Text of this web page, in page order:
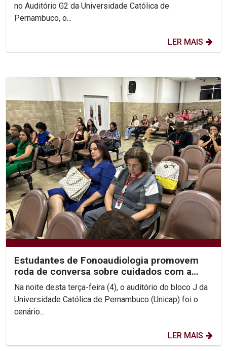
no Auditório G2 da Universidade Católica de
Pernambuco, o...
LER MAIS
Estudantes de Fonoaudiologia promovem
roda de conversa sobre cuidados com a
saúde durante os...
Na noite desta terça-feira (4), o auditório do bloco J da
Universidade Católica de Pernambuco (Unicap) foi o
cenário...
LER MAIS